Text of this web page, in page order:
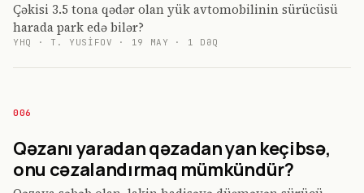
Çəkisi 3.5 tona qədər olan yük avtomobilinin sürücüsü
harada park edə bilər?
YHQ · T. YUSIFOV · 19 MAY · 1 DƏQ
006
Qəzanı yaradan qəzadan yan keçibsə,
onu cəzalandırmaq mümkündür?